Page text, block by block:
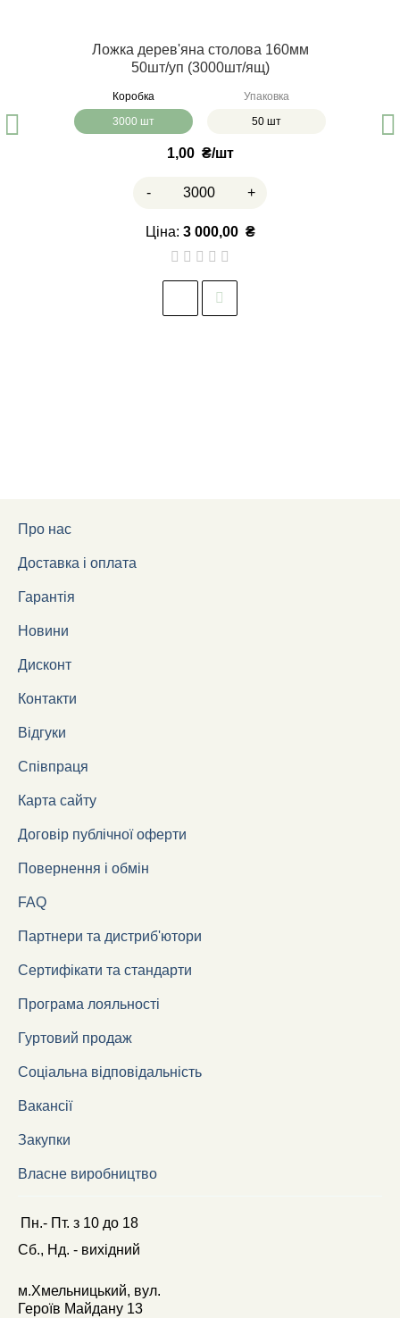
Ложка дерев'яна столова 160мм
50шт/уп (3000шт/ящ)
Коробка
3000 шт
Упаковка
50 шт
1,00 ₴
- +
Ціна: 3 000,00 ₴
Про нас
Доставка і оплата
Гарантія
Новини
Дисконт
Контакти
Відгуки
Співпраця
Карта сайту
Договір публічної оферти
Повернення і обмін
FAQ
Партнери та дистриб'ютори
Сертифікати та стандарти
Програма лояльності
Гуртовий продаж
Соціальна відповідальність
Вакансії
Закупки
Власне виробництво
Пн.- Пт. з10 до18
Сб., Нд. - вихідний
м.Хмельницький, вул.
Героїв Майдану 13